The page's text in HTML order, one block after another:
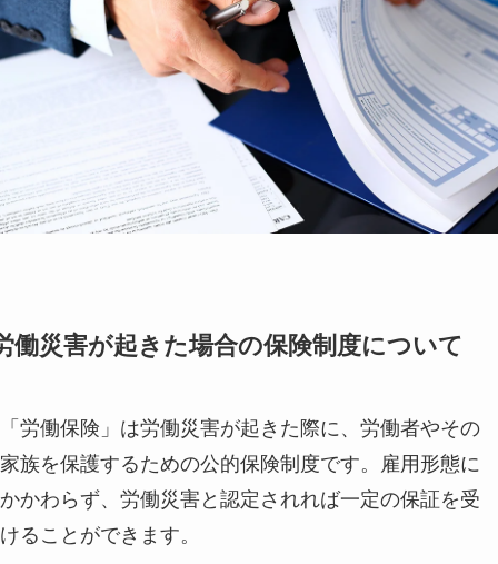
働災害が起きた場合の保険制度について
「労働保険」は労働災害が起きた際に、労働者やその
家族を保護するための公的保険制度です。雇用形態に
かかわらず、労働災害と認定されれば一定の保証を受
けることができます。